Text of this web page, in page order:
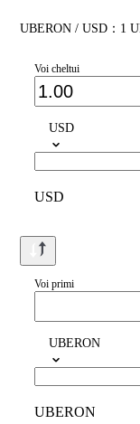
UBERON / USD：1
Voi cheltui
USD
USD
Voi primi
UBERON
UBERON